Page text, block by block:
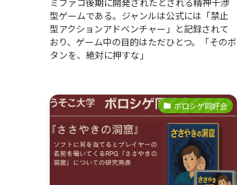
型ゲームである。ジャンルは公式には「禁止
型アクションアドベンチャー」と記録されて
おり、ゲーム中の目的はただひとつ。「そのボ
タンを、絶対に押すな」
ボロシゲ同好会